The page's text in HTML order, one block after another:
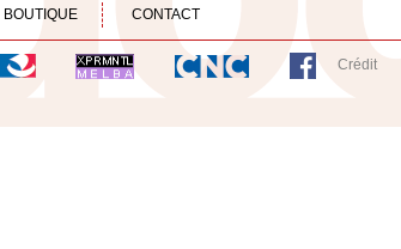
BOUTIQUE CONTACT
Crédit